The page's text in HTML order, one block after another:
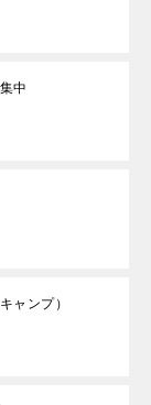
中
ャンプ）